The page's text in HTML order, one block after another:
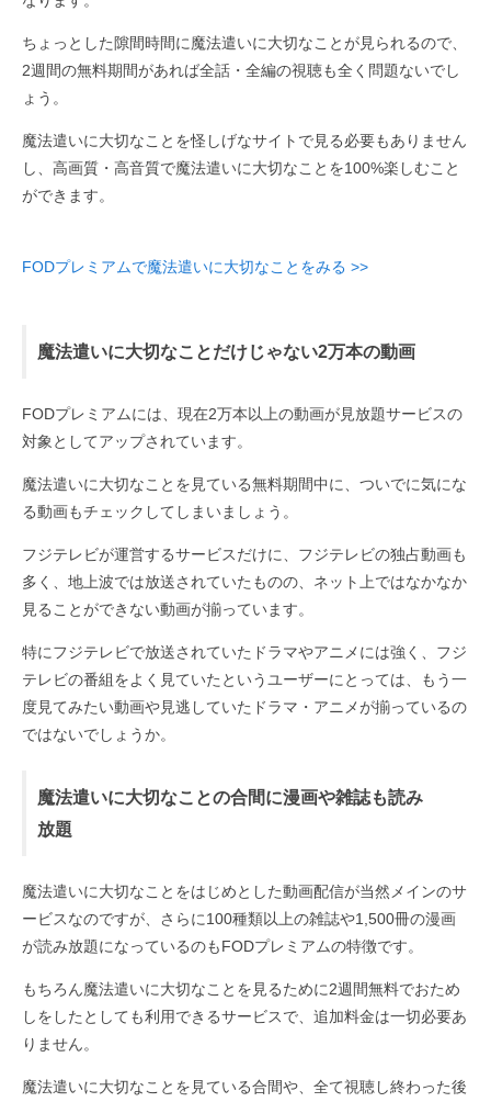
ちょっとした隙間時間に魔法遣いに大切なことが見られるので、
2週間の無料期間があれば全話・全編の視聴も全く問題ないでし
ょう。
魔法遣いに大切なことを怪しげなサイトで見る必要もありません
し、高画質・高音質で魔法遣いに大切なことを100%楽しむこと
ができます。
FODプレミアムで魔法遣いに大切なことをみる >>
魔法遣いに大切なことだけじゃない2万本の動画
FODプレミアムには、現在2万本以上の動画が見放題サービスの
対象としてアップされています。
魔法遣いに大切なことを見ている無料期間中に、ついでに気にな
る動画もチェックしてしまいましょう。
フジテレビが運営するサービスだけに、フジテレビの独占動画も
多く、地上波では放送されていたものの、ネット上ではなかなか
見ることができない動画が揃っています。
特にフジテレビで放送されていたドラマやアニメには強く、フジ
テレビの番組をよく見ていたというユーザーにとっては、もう一
度見てみたい動画や見逃していたドラマ・アニメが揃っているの
ではないでしょうか。
魔法遣いに大切なことの合間に漫画や雑誌も読み
放題
魔法遣いに大切なことをはじめとした動画配信が当然メインのサ
ービスなのですが、さらに100種類以上の雑誌や1,500冊の漫画
が読み放題になっているのもFODプレミアムの特徴です。
もちろん魔法遣いに大切なことを見るために2週間無料でおため
しをしたとしても利用できるサービスで、追加料金は一切必要あ
りません。
魔法遣いに大切なことを見ている合間や、全て視聴し終わった後